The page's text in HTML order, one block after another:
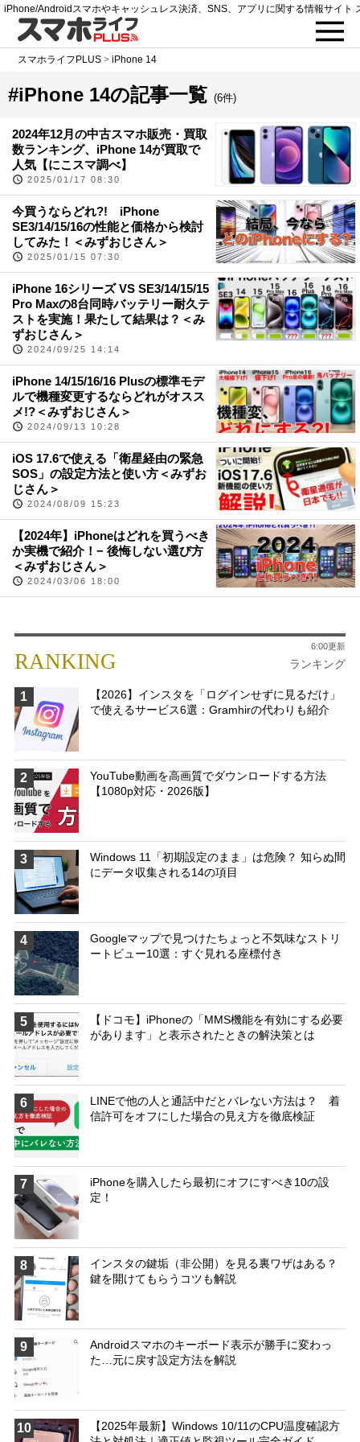
iPhone/Androidスマホやキャッシュレス決済、SNS、アプリに関する情報サイト
スマホライフPLUS >iPhone 14
#iPhone 14の記事一覧 (6件)
2024年12月の中古スマホ販売・買取
数ランキング、iPhone 14が買取で
人気【にこスマ調べ】
2025/01/17 08:30
今買うならどれ?! iPhone
SE3/14/15/16の性能と価格から検討
してみた！＜みずおじさん＞
2025/01/15 07:30
iPhone 16シリーズ VS SE3/14/15/15
Pro Maxの8台同時バッテリー耐久テ
ストを実施！果たして結果は？＜み
ずおじさん＞
2024/09/25 14:14
iPhone 14/15/16/16 Plusの標準モデ
ルで機種変更するならどれがオスス
メ!?＜みずおじさん＞
2024/09/13 10:28
iOS 17.6で使える「衛星経由の緊急
SOS」の設定方法と使い方＜みずお
じさん＞
2024/08/09 15:23
【2024年】iPhoneはどれを買うべき
か実機で紹介！− 後悔しない選び方
＜みずおじさん＞
2024/03/06 18:00
RANKING ランキング
6:00更新
1
【2026】インスタを「ログインせずに見るだけ」
で使えるサービス6選：Gramhirの代わりも紹介
2
YouTube動画を高画質でダウンロードする方法
【1080p対応・2026版】
3
Windows 11「初期設定のまま」は危険？ 知らぬ間
にデータ収集される14の項目
4
Googleマップで見つけたちょっと不気味なストリ
ートビュー10選：すぐ見れる座標付き
5
【ドコモ】iPhoneの「MMS機能を有効にする必要
があります」と表示されたときの解決策とは
6
LINEで他の人と通話中だとバレない方法は？ 着
信許可をオフにした場合の見え方を徹底検証
7
iPhoneを購入したら最初にオフにすべき10の設
定！
8
インスタの鍵垢（非公開）を見る裏ワザはある？
鍵を開けてもらうコツも解説
9
Androidスマホのキーボード表示が勝手に変わっ
た…元に戻す設定方法を解説
10
【2025年最新】Windows 10/11のCPU温度確認方